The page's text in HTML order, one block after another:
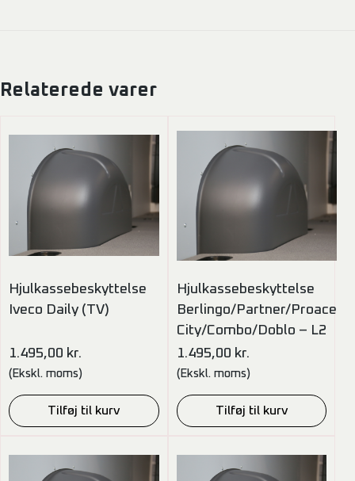
Relaterede varer
Hjulkassebeskyttelse
Iveco Daily (TV)
1.495,00 kr.
(Ekskl. moms)
Tilføj til kurv
Hjulkassebeskyttelse
Berlingo/Partner/Proace
City/Combo/Doblo – L2
1.495,00 kr.
(Ekskl. moms)
Tilføj til kurv